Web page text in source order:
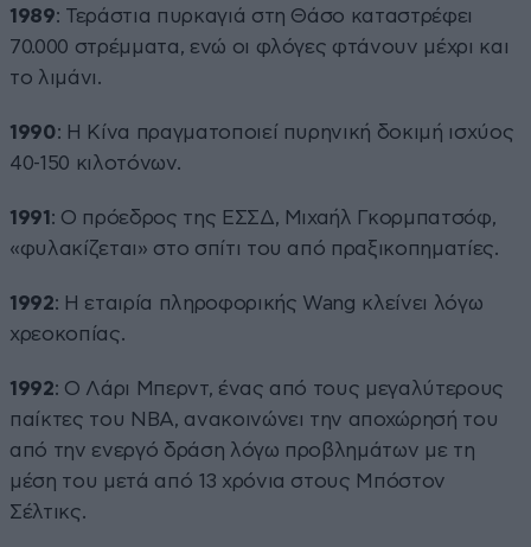
1989: Τεράστια πυρκαγιά στη Θάσο καταστρέφει
70.000 στρέμματα, ενώ οι φλόγες φτάνουν μέχρι και
το λιμάνι.
1990: Η Κίνα πραγματοποιεί πυρηνική δοκιμή ισχύος
40-150 κιλοτόνων.
1991 : Ο πρόεδρος της ΕΣΣΔ, Μιχαήλ Γκορμπατσόφ,
«φυλακίζεται» στο σπίτι του από πραξικοπηματίες.
1992: Η εταιρία πληροφορικής Wang κλείνει λόγω
χρεοκοπίας.
1992: Ο Λάρι Μπερντ, ένας από τους μεγαλύτερους
παίκτες του ΝΒΑ, ανακοινώνει την αποχώρησή του
από την ενεργό δράση λόγω προβλημάτων με τη
μέση του μετά από 13 χρόνια στους Μπόστον
Σέλτικς.